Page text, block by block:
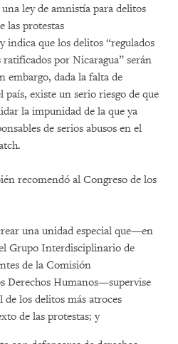
ley de amnistía para delitos
las protestas
indica que los delitos “regulados
por Nicaragua” serán
embargo, dada la falta de
existe un serio riesgo de que
la impunidad de la que ya
de serios abusos en el
recomendó al Congreso de los
una unidad especial que—en
Grupo Interdisciplinario de
de la Comisión
Derechos Humanos—supervise
los delitos más atroces
de las protestas; y